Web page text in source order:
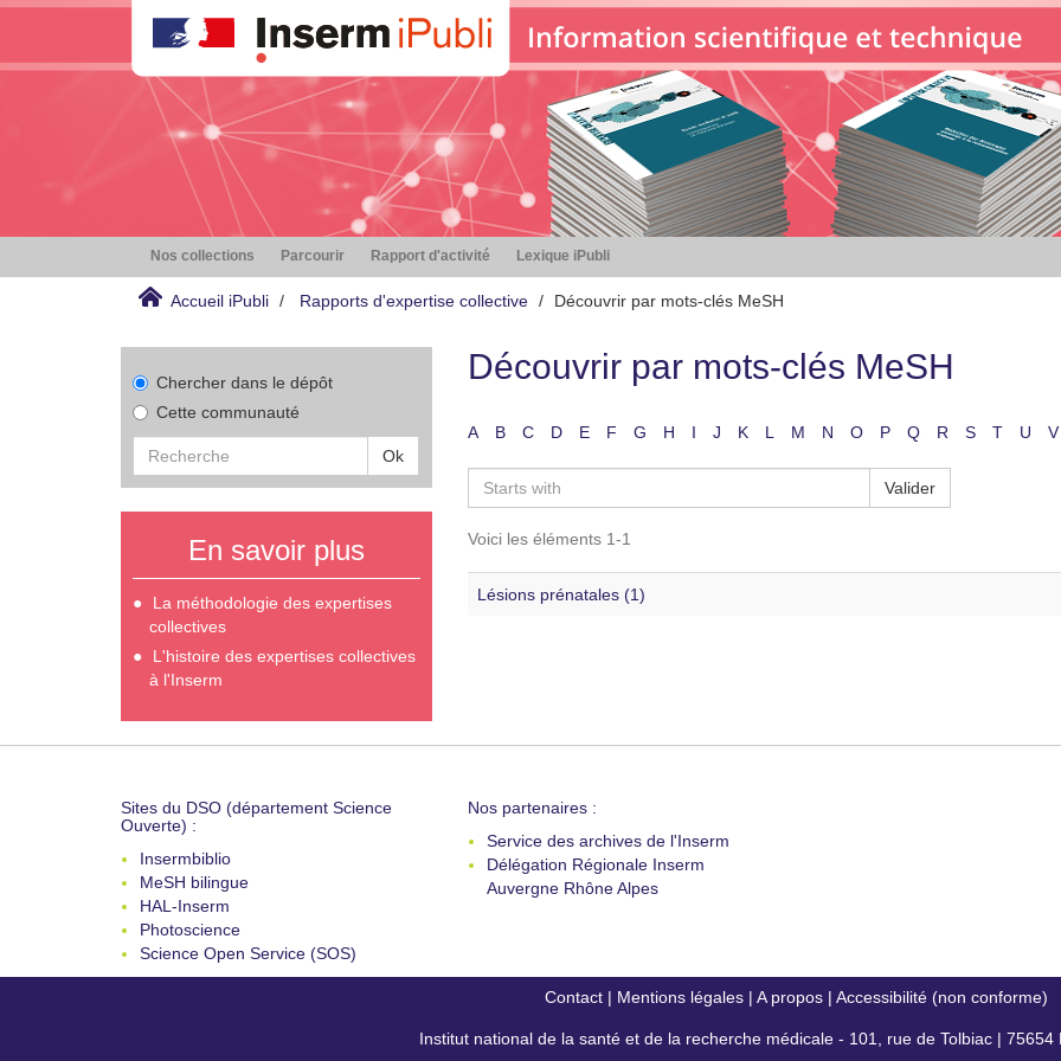
Nos collections Parcourir Rapport d'activité Lexique iPubli
Accueil iPubli Rapports d'expertise collective Découvrir par mots-clés MeSH
Chercher dans le dépôt
Cette communauté
Ok
En savoir plus
La méthodologie des expertises
collectives
L'histoire des expertises collectives
à l'Inserm
Découvrir par mots-clés MeSH
A B C D E F G H I J K L M N O P Q R S T U V
Valider
Voici les éléments 1-1
Lésions prénatales (1)
Sites du DSO (département Science
Ouverte) :
Insermbiblio
MeSH bilingue
HAL-Inserm
Photoscience
Science Open Service (SOS)
Nos partenaires :
Service des archives de l'Inserm
Délégation Régionale Inserm
Auvergne Rhône Alpes
Contact| Mentions légales| A propos| Accessibilité (non conforme)
Institut national de la santé et de la recherche médicale - 101, rue de Tolbiac | 75654